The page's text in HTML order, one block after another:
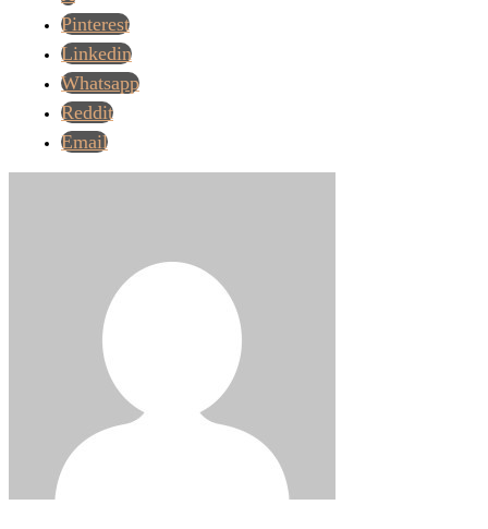
Pinterest
Linkedin
Whatsapp
Reddit
Email